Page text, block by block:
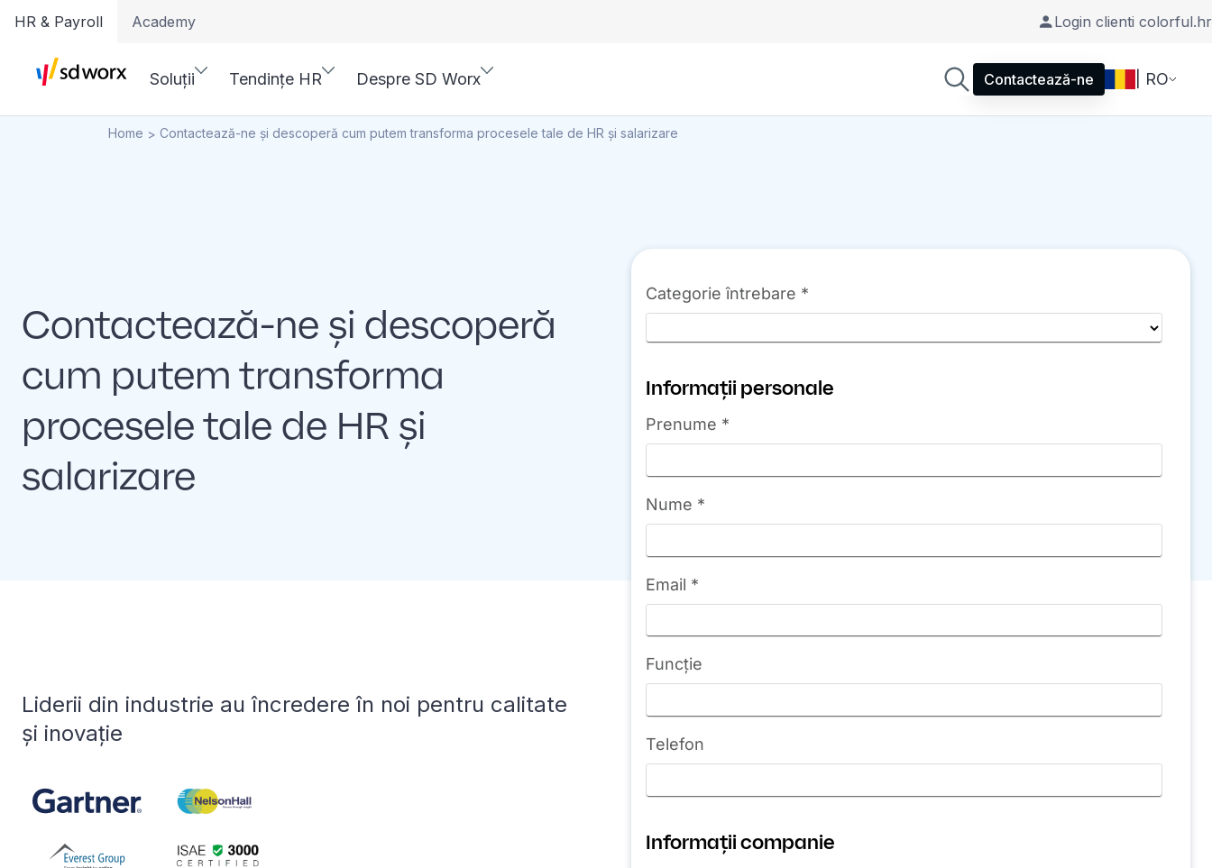
HR & Payroll Academy Login clienti colorful.hr
Soluții Tendințe HR Despre SD Worx Contactează-ne | RO
Home > Contactează-ne și descoperă cum putem transforma procesele tale de HR și salarizare
Contactează-ne și descoperă
cum putem transforma
procesele tale de HR și
salarizare
Liderii din industrie au încredere în noi pentru calitate
și inovație